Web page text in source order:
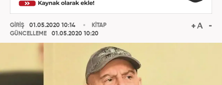
GİRİŞ
01.05.2020 10:14
GÜNCELLEME
01.05.2020 10:20
KİTAP